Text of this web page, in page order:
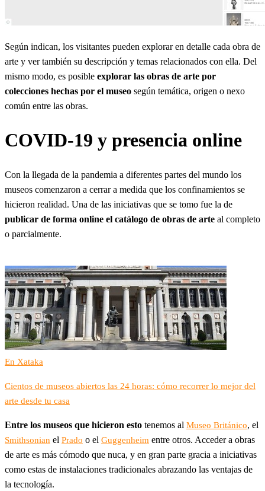
Según indican, los visitantes pueden explorar en detalle cada obra de
arte y ver también su descripción y temas relacionados con ella. Del
mismo modo, es posible explorar las obras de arte por
colecciones hechas por el museo según temática, origen o nexo
común entre las obras.
COVID-19 y presencia online
Con la llegada de la pandemia a diferentes partes del mundo los
museos comenzaron a cerrar a medida que los confinamientos se
hicieron realidad. Una de las iniciativas que se tomo fue la de
publicar de forma online el catálogo de obras de arte al completo
o parcialmente.
En Xataka
Cientos de museos abiertos las 24 horas: cómo recorrer lo mejor del
arte desde tu casa
Entre los museos que hicieron esto tenemos al Museo Británico, el
Smithsonian el Prado o el Guggenheim entre otros. Acceder a obras
de arte es más cómodo que nuca, y en gran parte gracia a iniciativas
como estas de instalaciones tradicionales abrazando las ventajas de
la tecnología.